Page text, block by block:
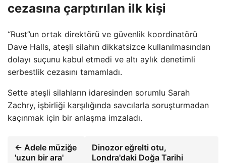
cezasına çarptırılan ilk kişi
“Rust”un ortak direktörü ve güvenlik koordinatörü
Dave Halls, ateşli silahın dikkatsizce kullanılmasından
dolayı suçunu kabul etmedi ve altı aylık denetimli
serbestlik cezasını tamamladı.
Sette ateşli silahların idaresinden sorumlu Sarah
Zachry, işbirliği karşılığında savcılarla soruşturmadan
kaçınmak için bir anlaşma imzaladı.
← Adele müziğe
'uzun bir ara'
Dinozor eğrelti otu,
Londra'daki Doğa Tarihi